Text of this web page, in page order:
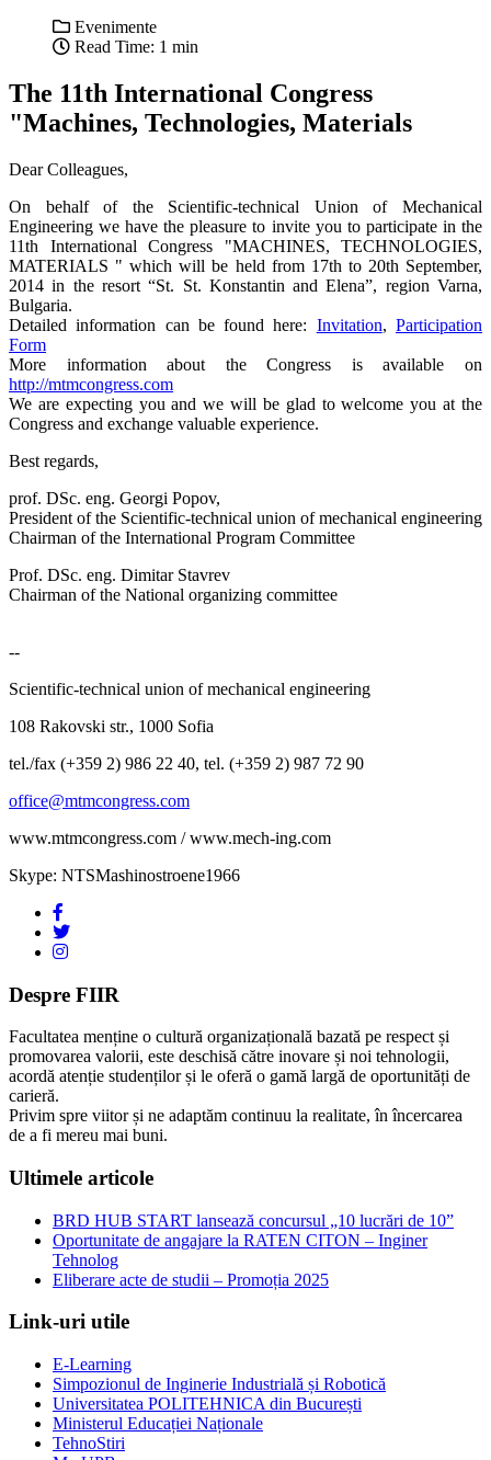
Evenimente
Read Time: 1 min
The 11th International Congress
"Machines, Technolоgies, Materials
Dear Colleagues,
On behalf of the Scientific-technical Union of Mechanical
Engineering we have the pleasure to invite you to participate in the
11th International Congress "MACHINES, TECHNOLОGIES,
MATERIALS " which will be held from 17th to 20th September,
2014 in the resort “St. St. Konstantin and Elena”, region Varna,
Bulgaria.
Detailed information can be found here: Invitation,Participation
Form
More information about the Congress is available on
http://mtmcongress.com
We are expecting you and we will be glad to welcome you at the
Congress and exchange valuable experience.
Best regards,
prof. DSc. eng. Georgi Popov,
President of the Scientific-technical union of mechanical engineering
Chairman of the International Program Committee
Prof. DSc. eng. Dimitar Stavrev
Chairman of the National organizing committee
--
Scientific-technical union of mechanical engineering
108 Rakovski str., 1000 Sofia
tel./fax (+359 2) 986 22 40, tel. (+359 2) 987 72 90
office@mtmcongress.com
www.mtmcongress.com / www.mech-ing.com
Skype: NTSMashinostroene1966
Despre FIIR
Facultatea menține o cultură organizațională bazată pe respect și
promovarea valorii, este deschisă către inovare și noi tehnologii,
acordă atenție studenților și le oferă o gamă largă de oportunități de
carieră.
Privim spre viitor și ne adaptăm continuu la realitate, în încercarea
de a fi mereu mai buni.
Ultimele articole
BRD HUB START lansează concursul „10 lucrări de 10”
Oportunitate de angajare la RATEN CITON – Inginer
Tehnolog
Eliberare acte de studii – Promoția 2025
Link-uri utile
E-Learning
Simpozionul de Inginerie Industrială și Robotică
Universitatea POLITEHNICA din București
Ministerul Educației Naționale
TehnoStiri